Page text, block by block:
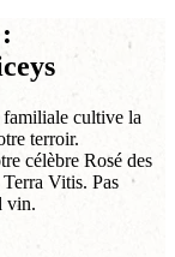
cultive la
terroir.
célèbre Rosé des
Vitis. Pas
vin.